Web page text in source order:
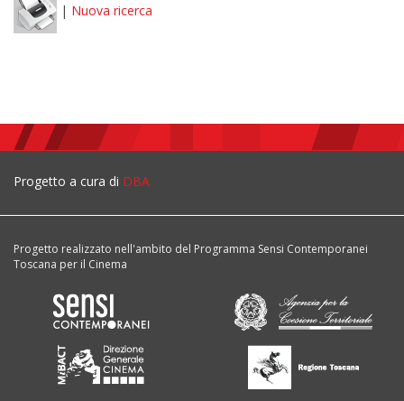
| Nuova ricerca
Progetto a cura di DBA
Progetto realizzato nell'ambito del Programma Sensi Contemporanei
Toscana per il Cinema